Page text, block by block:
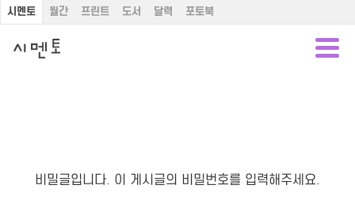
시멘토 월간 프린트 도서 달력 포토북
비밀글입니다. 이 게시글의 비밀번호를 입력해주세요.